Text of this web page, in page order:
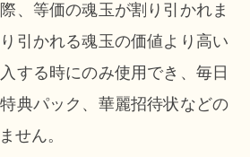
、等価の魂玉が割り引かれま
引かれる魂玉の価値より高い
する時にのみ使用でき、毎日
典パック、華麗招待状などの
せん。